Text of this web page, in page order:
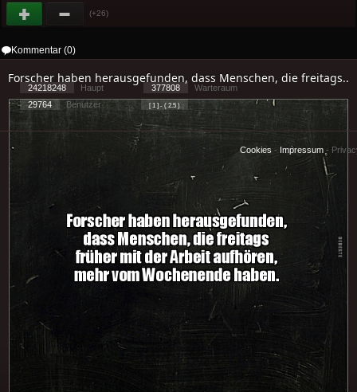
(+26)
Kommentar (0)
Forscher haben herausgefunden, dass Menschen, die freitags..
24218248 Haupt 377808
Warteraum
29764
Benutzer [ 1 ] - ( 2.5 )
Cookies - Impressum -